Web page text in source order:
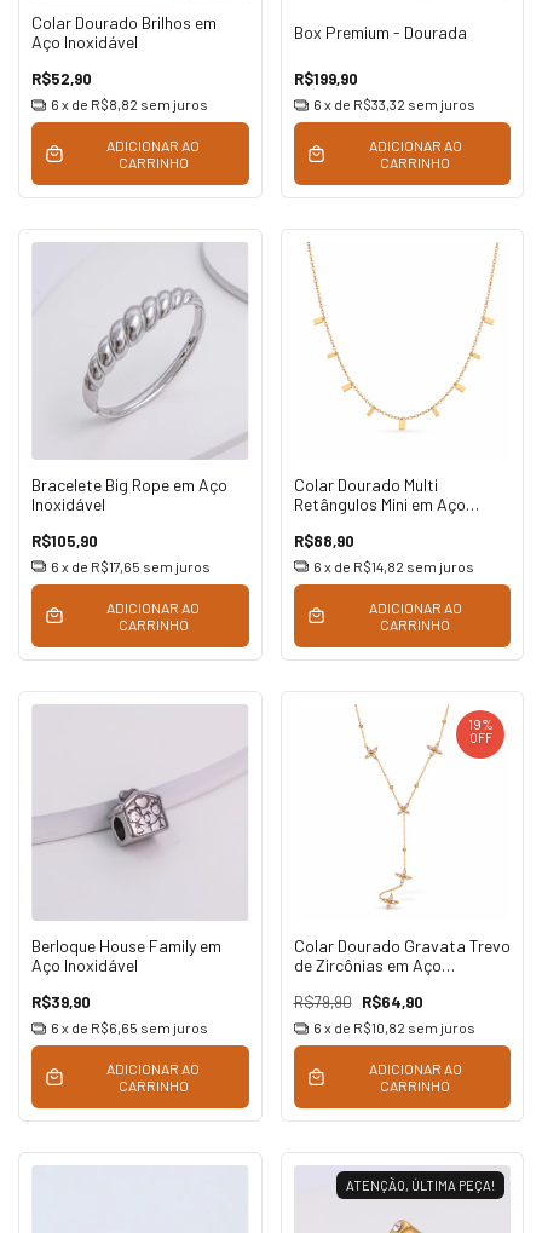
Colar Dourado Brilhos em
Aço Inoxidável
R$52,90
6 x de R$8,82 sem juros
ADICIONAR AO
CARRINHO
Box Premium - Dourada
R$199,90
6 x de R$33,32 sem juros
ADICIONAR AO
CARRINHO
Bracelete Big Rope em Aço
Inoxidável
R$105,90
6 x de R$17,65 sem juros
ADICIONAR AO
CARRINHO
Colar Dourado Multi
Retângulos Mini em Aço
R$88,90
6 x de R$14,82 sem juros
ADICIONAR AO
CARRINHO
Berloque House Family em
Aço Inoxidável
R$39,90
6 x de R$6,65 sem juros
ADICIONAR AO
CARRINHO
19%
OFF
Colar Dourado Gravata Trevo
de Zircônias em Aço
R$79,90 R$64,90
6 x de R$10,82 sem juros
ADICIONAR AO
CARRINHO
ATENÇÃO, ÚLTIMA PEÇA!